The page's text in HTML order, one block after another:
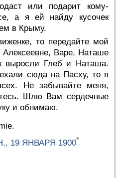
или подарит кому-
а я ей найду кусочек
в Крыму.
то передайте мой
Алексеевне, Варе, Наташе
выросли Глеб и Наташа.
сюда на Пасху, то я
Не забывайте меня,
Шлю Вам сердечные
и обнимаю.
19 ЯНВАРЯ 1900*